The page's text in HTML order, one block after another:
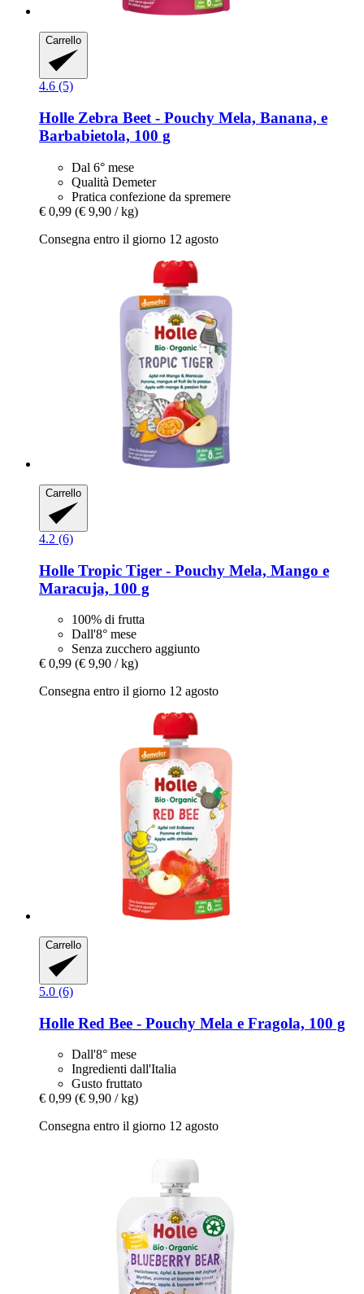
Carrello
4.6 (5)
Holle Zebra Beet -​ Pouchy Mela, Banana, e
Barbabietola, 100 g
Dal 6° mese
Qualità Demeter
Pratica confezione da spremere
€ 0,99 (€ 9,90 / kg)
Consegna entro il giorno 12 agosto
Carrello
4.2 (6)
Holle Tropic Tiger -​ Pouchy Mela, Mango e
Maracuja, 100 g
100% di frutta
Dall'8° mese
Senza zucchero aggiunto
€ 0,99 (€ 9,90 / kg)
Consegna entro il giorno 12 agosto
Carrello
5.0 (6)
Holle Red Bee -​ Pouchy Mela e Fragola, 100 g
Dall'8° mese
Ingredienti dall'Italia
Gusto fruttato
€ 0,99 (€ 9,90 / kg)
Consegna entro il giorno 12 agosto